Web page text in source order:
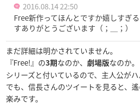
2016.08.14 22:50
Free新作ってほんとですか嬉しすぎ
すありがとうございます（；＿；）
まだ詳細は明かされていません。
『Free!』の3期 なのか、 劇場版なのか。
シリーズと付いているので、主人公が
でも、信長さんのツイートを見ると、遙
楽みです。